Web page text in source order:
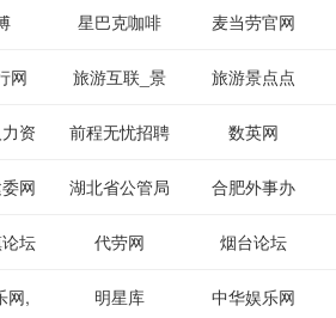
星巴克咖啡 麦当劳官网
网 旅游互联_景
点门票预订
旅游景点点
评-猫途鹰
Tripadvisor
资
障
前程无忧招聘
网
数英网
网 湖北省公管局 合肥外事办
坛 代劳网 烟台论坛
网, 明星库 中华娱乐网